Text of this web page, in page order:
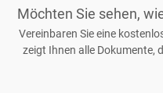
Möchten Sie sehen,
Vereinbaren Sie eine
zeigt Ihnen alle Dokumente,